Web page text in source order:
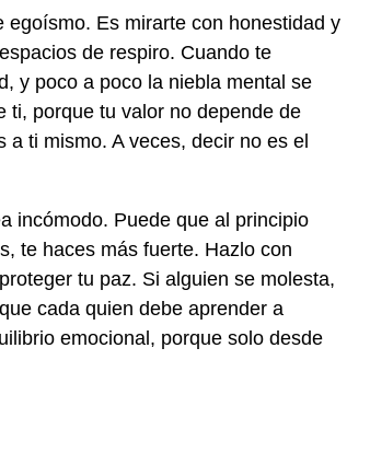
Es mirarte con honestidad y
de respiro. Cuando te
y poco a poco la niebla mental se
ti, porque tu valor no depende de
ti mismo. A veces, decir no es el
incómodo. Puede que al principio
te haces más fuerte. Hazlo con
tu paz. Si alguien se molesta,
cada quien debe aprender a
emocional, porque solo desde